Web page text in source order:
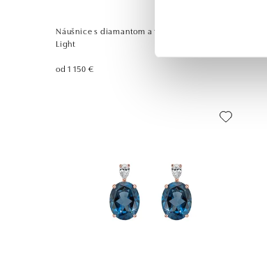
Náušnice s diamantom a topásom Whispers of
Light
od 1 150 €